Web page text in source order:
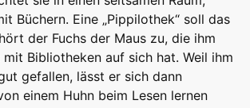
Büchern. Eine „Pippilothek“ soll das
der Fuchs der Maus zu, die ihm
Bibliotheken auf sich hat. Weil ihm
gefallen, lässt er sich dann
einem Huhn beim Lesen lernen